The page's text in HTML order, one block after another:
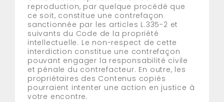
reproduction, par quelque procédé que
ce soit, constitue une contrefaçon
sanctionnée par les articles L.335-2 et
suivants du Code de la propriété
intellectuelle. Le non-respect de cette
interdiction constitue une contrefaçon
pouvant engager la responsabilité civile
et pénale du contrefacteur. En outre, les
propriétaires des Contenus copiés
pourraient intenter une action en justice à
votre encontre.